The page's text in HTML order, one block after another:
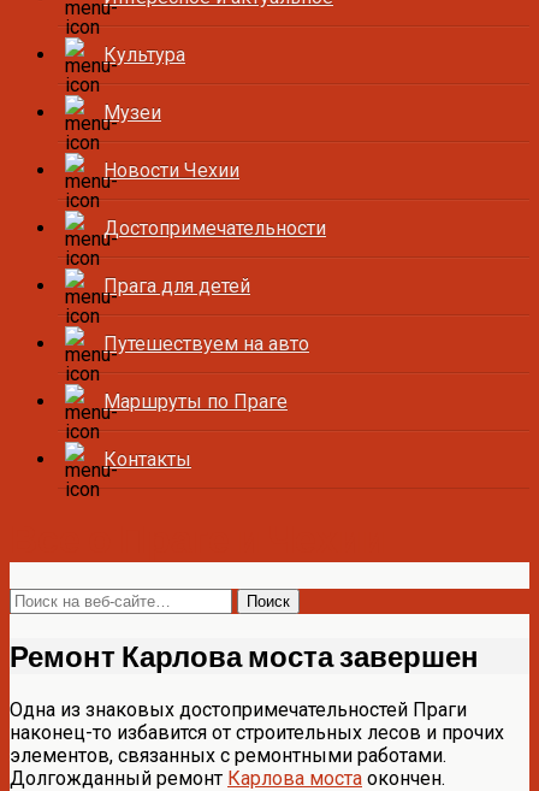
Культура
Музеи
Новости Чехии
Достопримечательности
Прага для детей
Путешествуем на авто
Маршруты по Праге
Контакты
Ремонт Карлова моста завершен
Одна из знаковых достопримечательностей Праги
наконец-то избавится от строительных лесов и прочих
элементов, связанных с ремонтными работами.
Долгожданный ремонт Карлова моста окончен.